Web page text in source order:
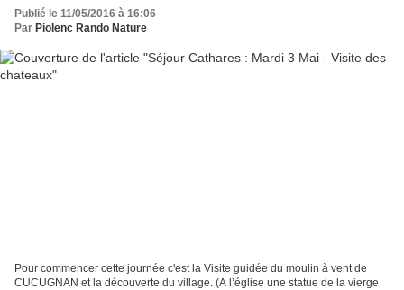
Publié le 11/05/2016 à 16:06
Par Piolenc Rando Nature
Pour commencer cette journée c'est la Visite guidée du moulin à vent de
CUCUGNAN et la découverte du village. (A l’église une statue de la vierge